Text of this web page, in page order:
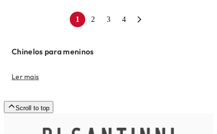
1 2 3 4
Chinelos para meninos
Ler mais
Scroll to top